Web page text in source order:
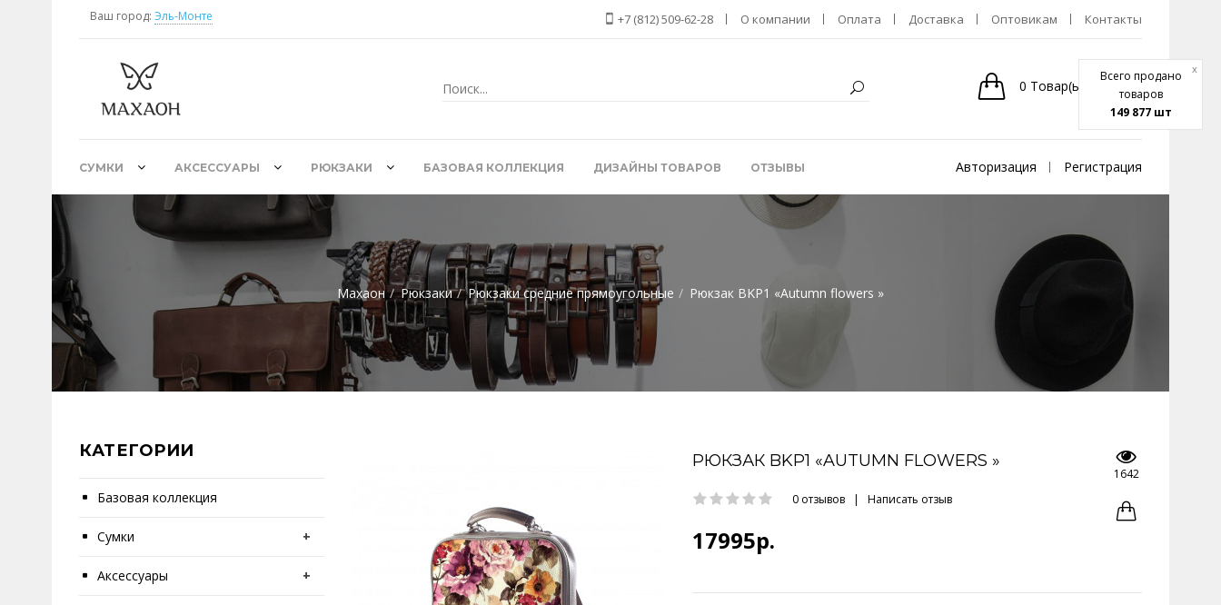
Всего продано
товаров
149 877 шт
x
Ваш город: Эль-Монте +7 (812) 509-62-28 О компании Оплата Доставка Оптовикам Контакты
0 Товар(ы) 0р.
СУМКИ АКСЕССУАРЫ РЮКЗАКИ БАЗОВАЯ КОЛЛЕКЦИЯ ДИЗАЙНЫ ТОВАРОВ ОТЗЫВЫ Авторизация Регистрация
Махаон Рюкзаки Рюкзаки средние прямоугольные Рюкзак BKP1 «Autumn flowers »
КАТЕГОРИИ
Базовая коллекция
Сумки +
Аксессуары +
РЮКЗАК BKP1 «AUTUMN FLOWERS »
0 отзывов | Написать отзыв
17995р.
1642